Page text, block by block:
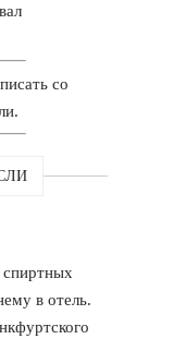
со
спиртных
в отель.